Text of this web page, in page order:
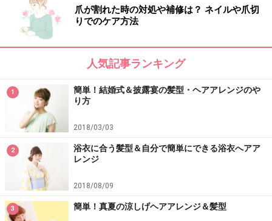
爪が割れた時の対処や補修は？ ネイルや爪切
りでのケア方法
人気記事ランキング
1
簡単！結婚式＆披露宴の髪型・ヘアアレンジのや
り方
2018/03/03
2
浴衣に合う髪型＆自分で簡単にできる浴衣へアア
レンジ
2018/08/09
3 簡単！真夏の涼しげヘアアレンジ＆髪型